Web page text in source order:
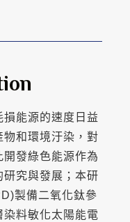
損能源的速度日益
和環境汙染，對
發綠色能源作為
究與發展；本研
製備二氧化鈦參
料敏化太陽能電